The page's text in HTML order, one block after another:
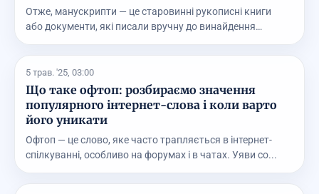
Отже, манускрипти — це старовинні рукописні книги
або документи, які писали вручну до винайдення
5 трав. '25, 03:00
Що таке офтоп: розбираємо значення
популярного інтернет-слова і коли варто
його уникати
Офтоп — це слово, яке часто трапляється в інтернет-
спілкуванні, особливо на форумах і в чатах. Уяви со...